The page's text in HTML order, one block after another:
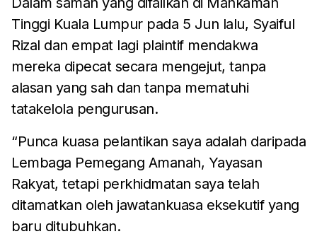
Tinggi Kuala Lumpur pada 5 Jun lalu, Syaiful
Rizal dan empat lagi plaintif mendakwa
mereka dipecat secara mengejut, tanpa
alasan yang sah dan tanpa mematuhi
tatakelola pengurusan.
“Punca kuasa pelantikan saya adalah daripada
Lembaga Pemegang Amanah, Yayasan
Rakyat, tetapi perkhidmatan saya telah
ditamatkan oleh jawatankuasa eksekutif yang
baru ditubuhkan.